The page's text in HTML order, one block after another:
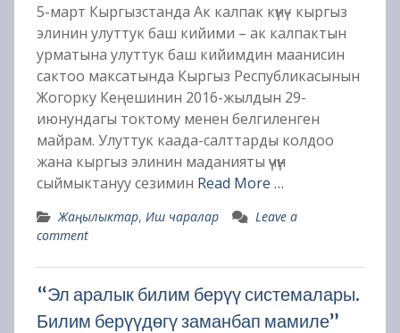
5-март Кыргызстанда Ак калпак күнү– кыргыз
элинин улуттук баш кийими – ак калпактын
урматына улуттук баш кийимдин маанисин
сактоо максатында Кыргыз Республикасынын
Жогорку Кеңешинин 2016-жылдын 29-
июнундагы токтому менен белгиленген
майрам. Улуттук каада-салттарды колдоо
жана кыргыз элинин маданияты үчүн
сыймыктануу сезимин Read More …
Жаңылыктар, Иш чаралар
Leave a
comment
“Эл аралык билим берүү системалары.
Билим берүүдөгү заманбап мамиле”